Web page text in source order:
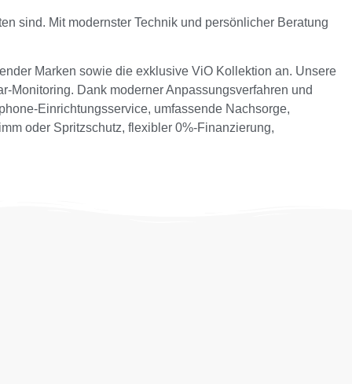
sind. Mit modernster Technik und persönlicher Beratung
Marken sowie die exklusive ViO Kollektion an. Unsere
Monitoring. Dank moderner Anpassungsverfahren und
Einrichtungsservice, umfassende Nachsorge,
oder Spritzschutz, flexibler 0%-Finanzierung,